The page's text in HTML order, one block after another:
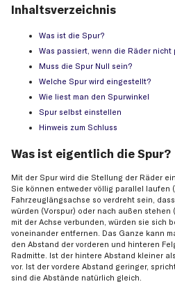
Inhaltsverzeichnis
Was ist die Spur?
Was passiert, wenn die Räder
Muss die Spur Null sein?
Welche Spur wird eingestellt?
Wie liest man den Spurwinkel
Spur selbst einstellen
Hinweis zum Schluss
Was ist eigentlich die Spur?
Mit der Spur wird die Stellung der Räder
Sie können entweder völlig parallel laufen
Fahrzeuglängsachse so verdreht sein,
würden (Vorspur) oder nach außen stehen
mit der Achse verbunden, würden sie sich
voneinander entfernen. Das Ganze kann
den Abstand der vorderen und hinteren
Radmitte. Ist der hintere Abstand kleiner
vor. Ist der vordere Abstand geringer,
sind die Abstände natürlich gleich.